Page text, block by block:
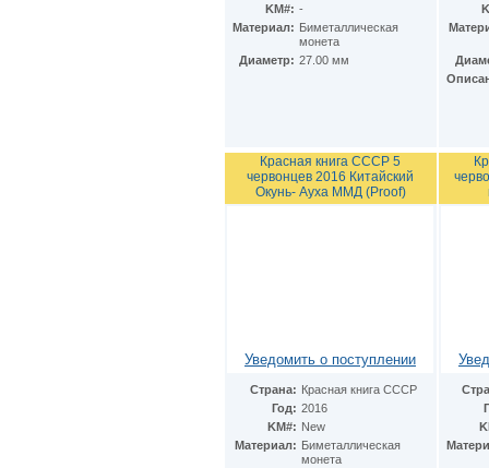
KM#: -
Материал: Биметаллическая
монета
Диаметр: 27.00 мм
Красная книга СССР 5
червонцев 2016 Китайский
Окунь- Ауха ММД (Proof)
Уведомить о поступлении
Страна: Красная книга СССР
Год: 2016
KM#: New
Материал: Биметаллическая
монета